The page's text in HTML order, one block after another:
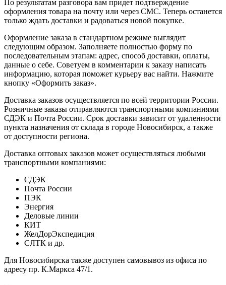
По результатам разговора вам придет подтверждение
оформления товара на почту или через СМС. Теперь останется
только ждать доставки и радоваться новой покупке.
Оформление заказа в стандартном режиме выглядит
следующим образом. Заполняете полностью форму по
последовательным этапам: адрес, способ доставки, оплаты,
данные о себе. Советуем в комментарии к заказу написать
информацию, которая поможет курьеру вас найти. Нажмите
кнопку «Оформить заказ».
Доставка заказов осуществляется по всей территории России.
Розничные заказы отправляются транспортными компаниями
СДЭК и Почта России. Срок доставки зависит от удаленности
пункта назначения от склада в городе Новосибирск, а также
от доступности региона.
Доставка оптовых заказов может осуществляться любыми
транспортными компаниями:
СДЭК
Почта России
ПЭК
Энергия
Деловые линии
КИТ
ЖелДорЭкспедиция
СЛТК и др.
Для Новосибирска также доступен самовывоз из офиса по
адресу пр. К.Маркса 47/1.